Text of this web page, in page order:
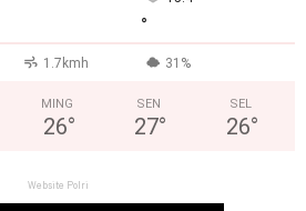
°
1.7kmh 31%
MING
26°
SEN
27°
SEL
26°
Website Polri